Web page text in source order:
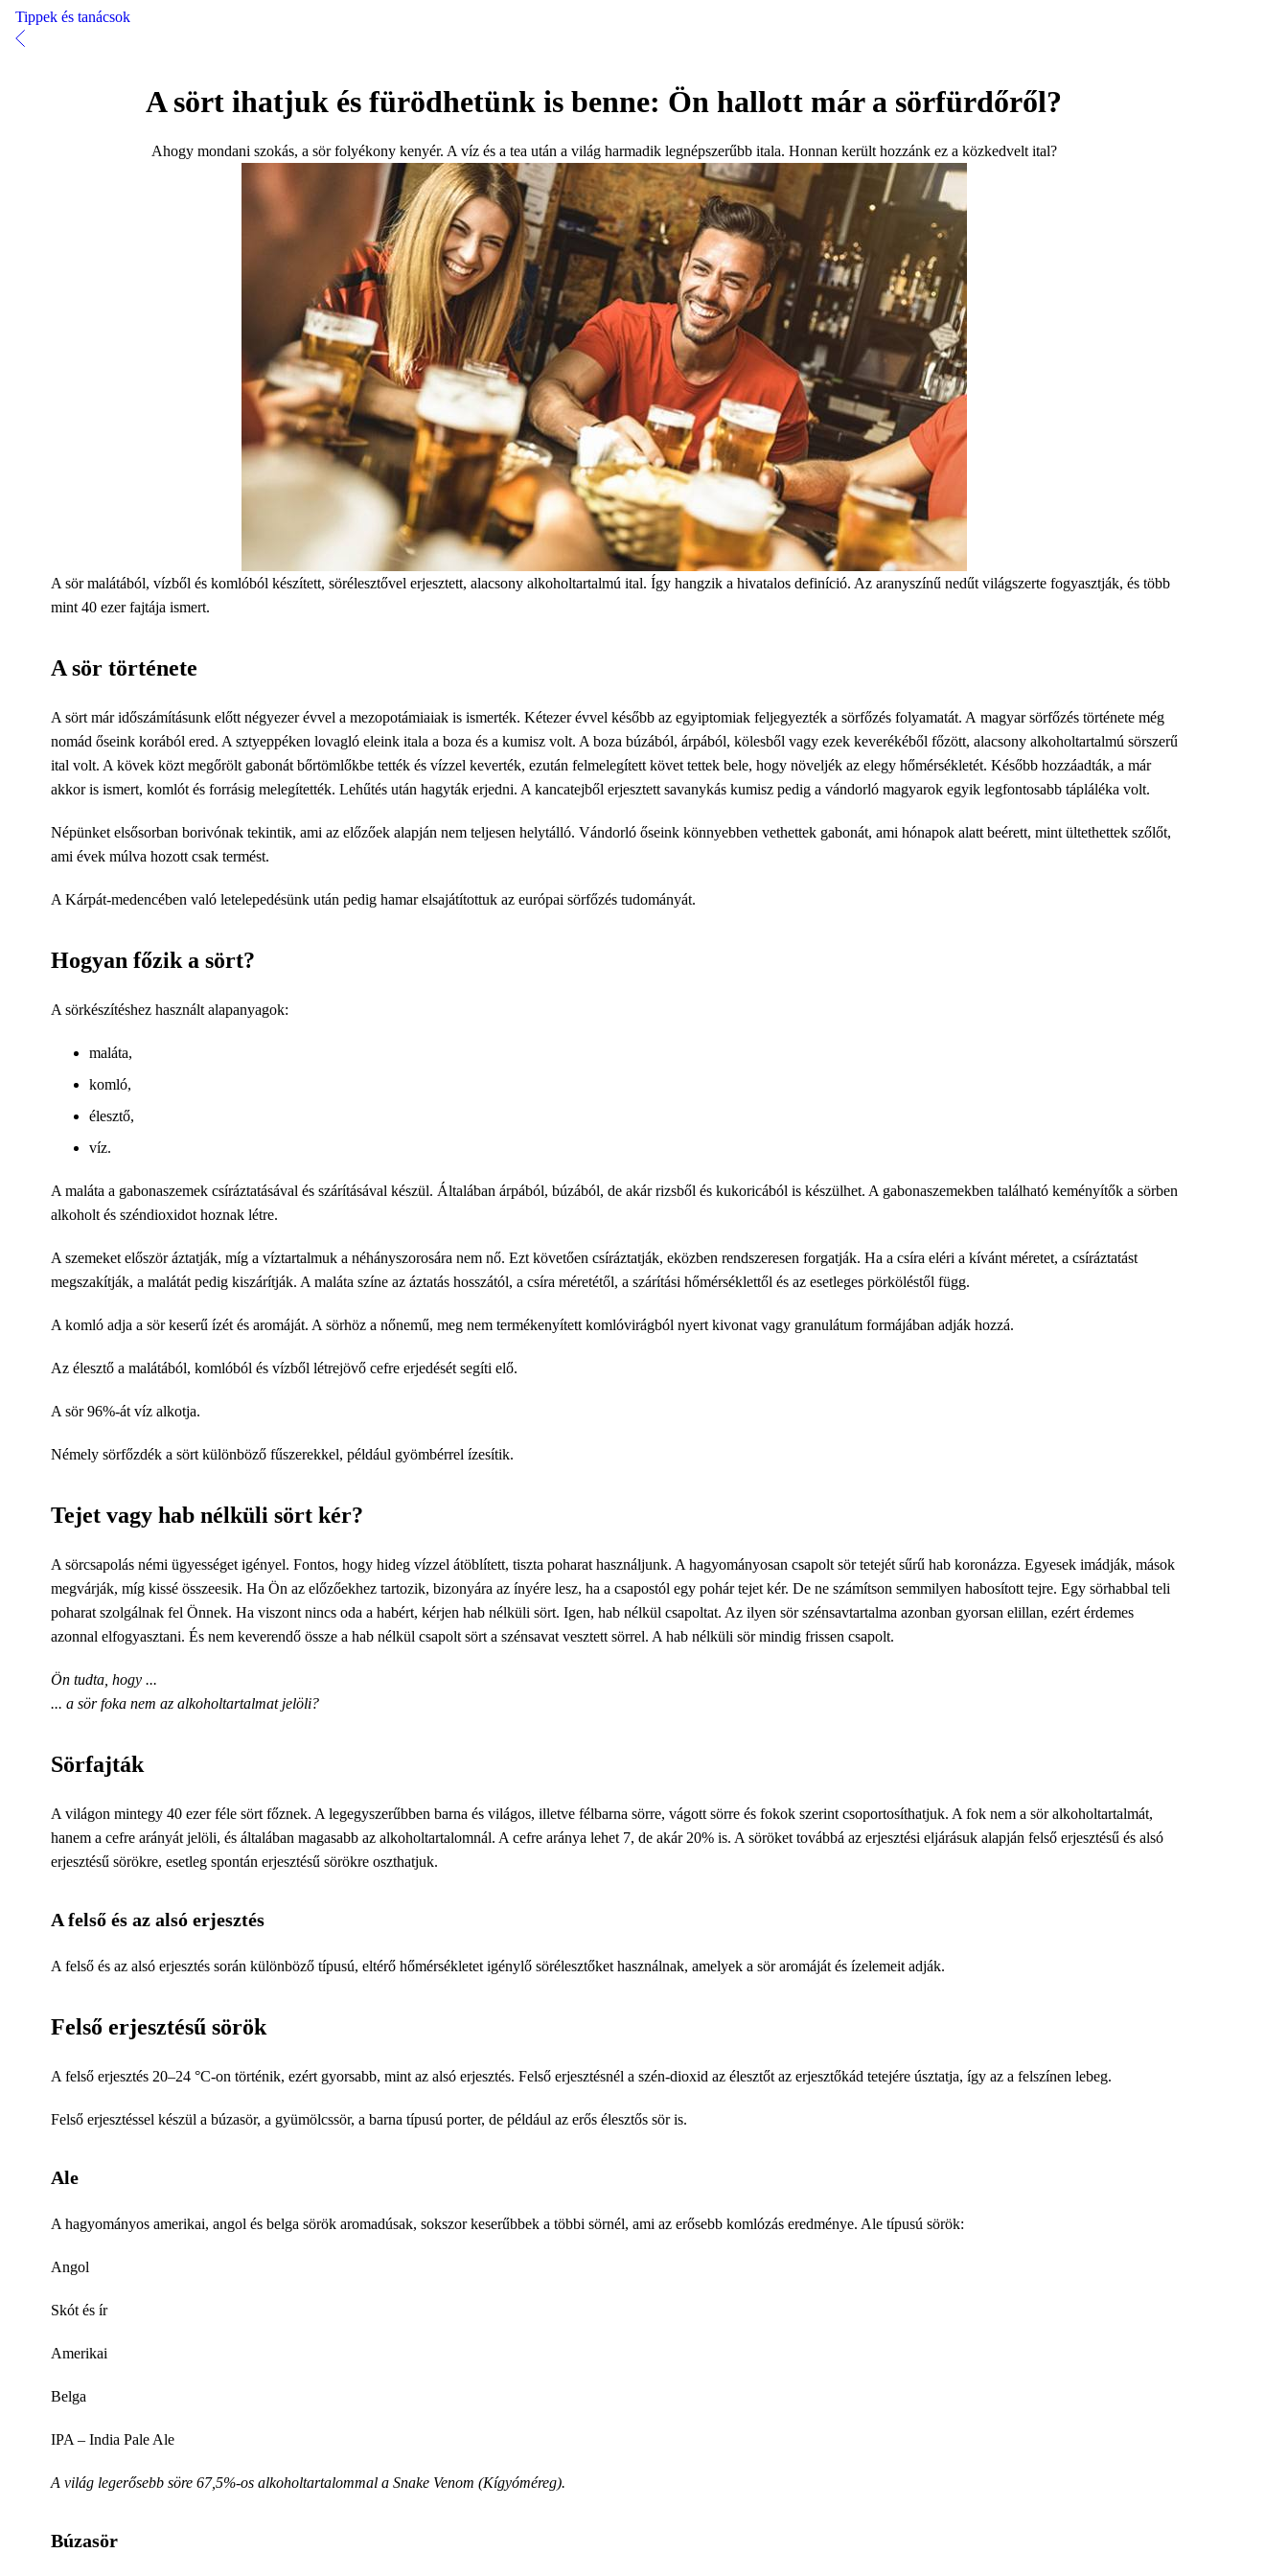
Tippek és tanácsok
A sört ihatjuk és fürödhetünk is benne: Ön hallott már a sörfürdőről?
Ahogy mondani szokás, a sör folyékony kenyér. A víz és a tea után a világ harmadik legnépszerűbb itala. Honnan került hozzánk ez a közkedvelt ital?
A sör malátából, vízből és komlóból készített, sörélesztővel erjesztett, alacsony alkoholtartalmú ital. Így hangzik a hivatalos definíció. Az aranyszínű nedűt világszerte fogyasztják, és több
mint 40 ezer fajtája ismert.
A sör története
A sört már időszámításunk előtt négyezer évvel a mezopotámiaiak is ismerték. Kétezer évvel később az egyiptomiak feljegyezték a sörfőzés folyamatát. A magyar sörfőzés története még
nomád őseink korából ered. A sztyeppéken lovagló eleink itala a boza és a kumisz volt. A boza búzából, árpából, kölesből vagy ezek keverékéből főzött, alacsony alkoholtartalmú sörszerű
ital volt. A kövek közt megőrölt gabonát bőrtömlőkbe tették és vízzel keverték, ezután felmelegített követ tettek bele, hogy növeljék az elegy hőmérsékletét. Később hozzáadták, a már
akkor is ismert, komlót és forrásig melegítették. Lehűtés után hagyták erjedni. A kancatejből erjesztett savanykás kumisz pedig a vándorló magyarok egyik legfontosabb tápláléka volt.
Népünket elsősorban borivónak tekintik, ami az előzőek alapján nem teljesen helytálló. Vándorló őseink könnyebben vethettek gabonát, ami hónapok alatt beérett, mint ültethettek szőlőt,
ami évek múlva hozott csak termést.
A Kárpát-medencében való letelepedésünk után pedig hamar elsajátítottuk az európai sörfőzés tudományát.
Hogyan főzik a sört?
A sörkészítéshez használt alapanyagok:
maláta,
komló,
élesztő,
víz.
A maláta a gabonaszemek csíráztatásával és szárításával készül. Általában árpából, búzából, de akár rizsből és kukoricából is készülhet. A gabonaszemekben található keményítők a sörben
alkoholt és széndioxidot hoznak létre.
A szemeket először áztatják, míg a víztartalmuk a néhányszorosára nem nő. Ezt követően csíráztatják, eközben rendszeresen forgatják. Ha a csíra eléri a kívánt méretet, a csíráztatást
megszakítják, a malátát pedig kiszárítják. A maláta színe az áztatás hosszától, a csíra méretétől, a szárítási hőmérséklettől és az esetleges pörköléstől függ.
A komló adja a sör keserű ízét és aromáját. A sörhöz a nőnemű, meg nem termékenyített komlóvirágból nyert kivonat vagy granulátum formájában adják hozzá.
Az élesztő a malátából, komlóból és vízből létrejövő cefre erjedését segíti elő.
A sör 96%-át víz alkotja.
Némely sörfőzdék a sört különböző fűszerekkel, például gyömbérrel ízesítik.
Tejet vagy hab nélküli sört kér?
A sörcsapolás némi ügyességet igényel. Fontos, hogy hideg vízzel átöblített, tiszta poharat használjunk. A hagyományosan csapolt sör tetejét sűrű hab koronázza. Egyesek imádják, mások
megvárják, míg kissé összeesik. Ha Ön az előzőekhez tartozik, bizonyára az ínyére lesz, ha a csapostól egy pohár tejet kér. De ne számítson semmilyen habosított tejre. Egy sörhabbal teli
poharat szolgálnak fel Önnek. Ha viszont nincs oda a habért, kérjen hab nélküli sört. Igen, hab nélkül csapoltat. Az ilyen sör szénsavtartalma azonban gyorsan elillan, ezért érdemes
azonnal elfogyasztani. És nem keverendő össze a hab nélkül csapolt sört a szénsavat vesztett sörrel. A hab nélküli sör mindig frissen csapolt.
Ön tudta, hogy ...
... a sör foka nem az alkoholtartalmat jelöli?
Sörfajták
A világon mintegy 40 ezer féle sört főznek. A legegyszerűbben barna és világos, illetve félbarna sörre, vágott sörre és fokok szerint csoportosíthatjuk. A fok nem a sör alkoholtartalmát,
hanem a cefre arányát jelöli, és általában magasabb az alkoholtartalomnál. A cefre aránya lehet 7, de akár 20% is. A söröket továbbá az erjesztési eljárásuk alapján felső erjesztésű és alsó
erjesztésű sörökre, esetleg spontán erjesztésű sörökre oszthatjuk.
A felső és az alsó erjesztés
A felső és az alsó erjesztés során különböző típusú, eltérő hőmérsékletet igénylő sörélesztőket használnak, amelyek a sör aromáját és ízelemeit adják.
Felső erjesztésű sörök
A felső erjesztés 20–24 °C-on történik, ezért gyorsabb, mint az alsó erjesztés. Felső erjesztésnél a szén-dioxid az élesztőt az erjesztőkád tetejére úsztatja, így az a felszínen lebeg.
Felső erjesztéssel készül a búzasör, a gyümölcssör, a barna típusú porter, de például az erős élesztős sör is.
Ale
A hagyományos amerikai, angol és belga sörök aromadúsak, sokszor keserűbbek a többi sörnél, ami az erősebb komlózás eredménye. Ale típusú sörök:
Angol
Skót és ír
Amerikai
Belga
IPA – India Pale Ale
A világ legerősebb söre 67,5%-os alkoholtartalommal a Snake Venom (Kígyóméreg).
Búzasör